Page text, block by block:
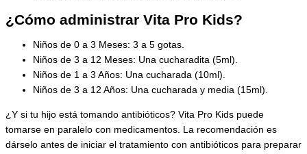
¿Cómo administrar Vita Pro Kids?
Niños de 0 a 3 Meses: 3 a 5 gotas.
Niños de 3 a 12 Meses: Una cucharadita (5ml).
Niños de 1 a 3 Años: Una cucharada (10ml).
Niños de 3 a 12 Años: Una cucharada y media (15ml).
¿Y si tu hijo está tomando antibióticos? Vita Pro Kids puede
tomarse en paralelo con medicamentos. La recomendación es
dárselo antes de iniciar el tratamiento con antibióticos para preparar